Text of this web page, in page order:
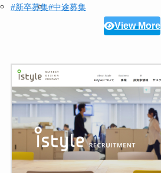
#新卒募集#中途募集
View More